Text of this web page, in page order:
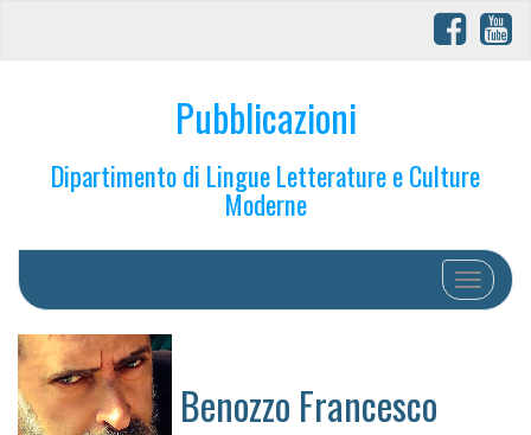
Pubblicazioni
Dipartimento di Lingue Letterature e Culture
Moderne
Toggle
Benozzo Francesco